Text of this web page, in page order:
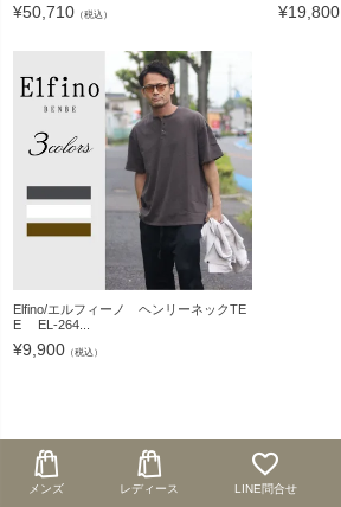
メンズ レディース LINE問合せ
メンズ レディース LINE問合せ
¥50,710 （税込） ¥19,800
Elfino/エルフィーノ ヘンリーネックTE
E EL-264...
¥9,900 （税込）